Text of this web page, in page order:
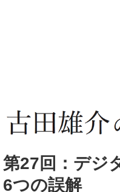
第27回：デジ
6つの誤解